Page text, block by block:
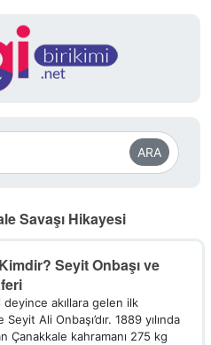
ARA
Savaşı Hikayesi
Seyit Onbaşı ve
akıllara gelen ilk
Ali Onbaşı’dır. 1889 yılında
Çanakkale kahramanı 275 kg